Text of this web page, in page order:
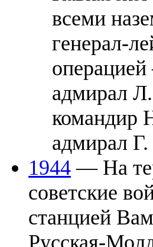
всеми
генерал-
адмирал
командир
адмирал
1944 — На
советские
станцией
Русская-